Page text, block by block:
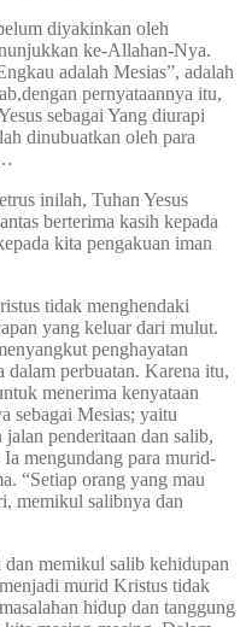
diyakinkan oleh
ke-Allahan-Nya.
adalah Mesias”, adalah
pernyataannya itu,
sebagai Yang diurapi
dinubuatkan oleh para
inilah, Tuhan Yesus
berterima kasih kepada
kita pengakuan iman
tidak menghendaki
yang keluar dari mulut.
penghayatan
perbuatan. Karena itu,
menerima kenyataan
sebagai Mesias; yaitu
penderitaan dan salib,
mengundang para murid-
“Setiap orang yang mau
memikul salibnya dan
memikul salib kehidupan
murid Kristus tidak
hidup dan tanggung